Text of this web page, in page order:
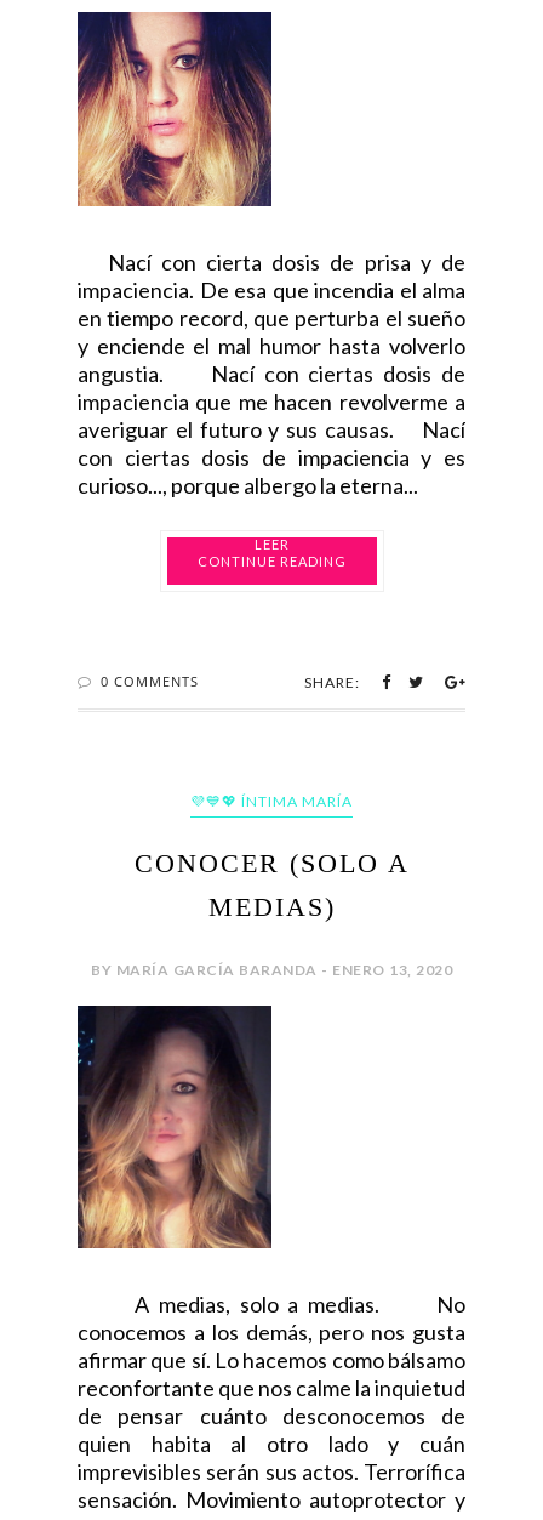
Nací con cierta dosis de prisa y de
impaciencia. De esa que incendia el alma
en tiempo record, que perturba el sueño
y enciende el mal humor hasta volverlo
angustia. Nací con ciertas dosis de
impaciencia que me hacen revolverme a
averiguar el futuro y sus causas. Nací
con ciertas dosis de impaciencia y es
curioso..., porque albergo la eterna...
CONTINUE READING
0 COMMENTS SHARE:
💜💙💖 ÍNTIMA MARÍA
CONOCER (SOLO A
MEDIAS)
BY MARÍA GARCÍA BARANDA - ENERO 13, 2020
A medias, solo a medias. No
conocemos a los demás, pero nos gusta
afirmar que sí. Lo hacemos como bálsamo
reconfortante que nos calme la inquietud
de pensar cuánto desconocemos de
quien habita al otro lado y cuán
imprevisibles serán sus actos. Terrorífica
sensación. Movimiento autoprotector y